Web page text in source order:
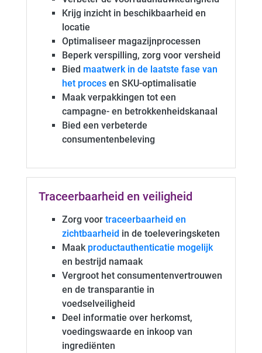
Krijg inzicht in beschikbaarheid en
locatie
Optimaliseer magazijnprocessen
Beperk verspilling, zorg voor versheid
Bied maatwerk in de laatste fase van
het procesen SKU-optimalisatie
Maak verpakkingen tot een
campagne- en betrokkenheidskanaal
Bied een verbeterde
consumentenbeleving
Traceerbaarheid en veiligheid
Zorg voor traceerbaarheid en
zichtbaarheid in de toeleveringsketen
Maak productauthenticatie mogelijk
en bestrijd namaak
Vergroot het consumentenvertrouwen
en de transparantie in
voedselveiligheid
Deel informatie over herkomst,
voedingswaarde en inkoop van
ingrediënten